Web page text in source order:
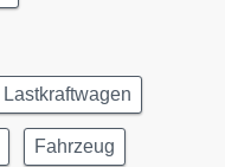
Lastkraftwagen
Fahrzeug